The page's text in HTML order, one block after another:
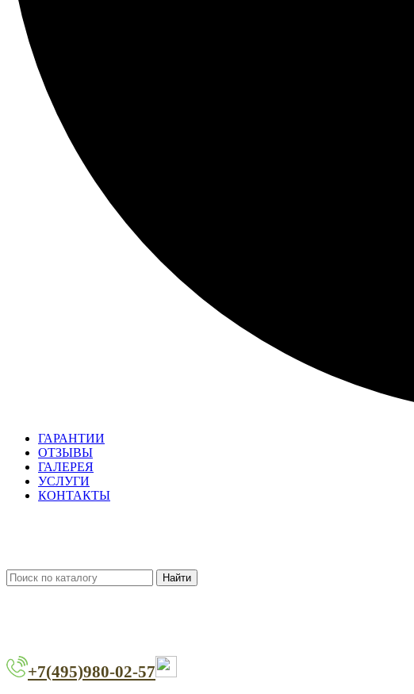
ГАРАНТИИ
ОТЗЫВЫ
ГАЛЕРЕЯ
УСЛУГИ
КОНТАКТЫ
Найти
+7(495)980-02-57